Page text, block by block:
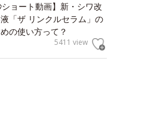
ショート動画】新・シワ改
「ザ リンクルセラム」の
の使い方って？
5411 view